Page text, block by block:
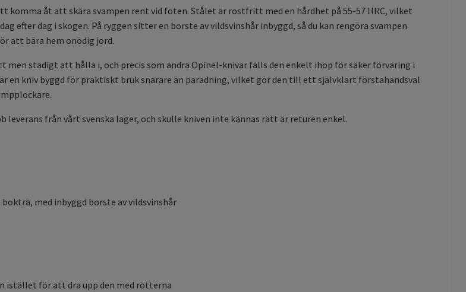
komma åt att skära svampen rent vid foten. Stålet är rostfritt med en hårdhet på 55-57 HRC, vilket
efter dag i skogen. På ryggen sitter en borste av vildsvinshår inbyggd, så du kan rengöra svampen
att bära hem onödig jord.
men stadigt att hålla i, och precis som andra Opinel-knivar fälls den enkelt ihop för säker förvaring i
en kniv byggd för praktiskt bruk snarare än paradning, vilket gör den till ett självklart förstahandsval
leverans från vårt svenska lager, och skulle kniven inte kännas rätt är returen enkel.
med inbyggd borste av vildsvinshår
istället för att dra upp den med rötterna